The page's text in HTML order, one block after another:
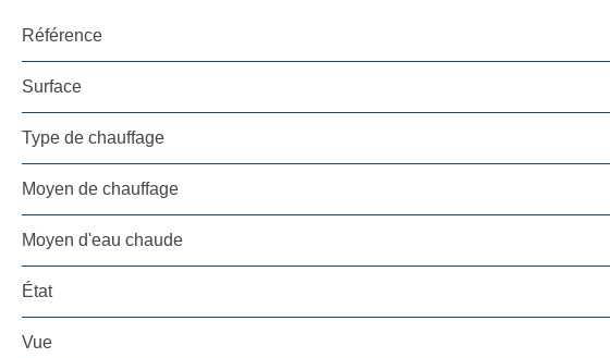
Référence
Surface
Type de chauffage
Moyen de chauffage
Moyen d'eau chaude
État
Vue